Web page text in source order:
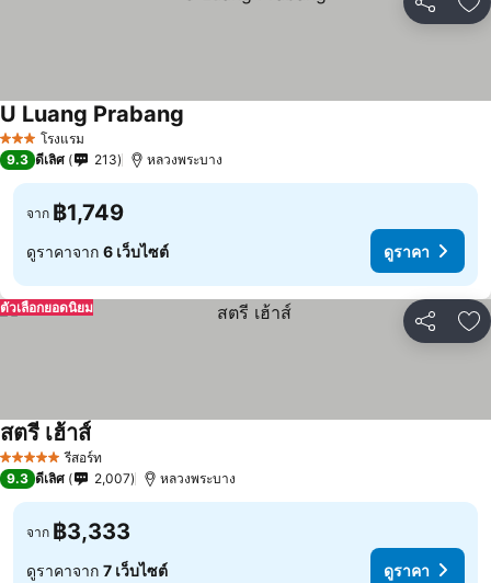
แชร์ เ
3 ดาว โรงแรม
U Luang Prabang
9.3 ดีเลิศ 213 หลวงพระบาง
จาก ฿1,749
ดูราคาจาก 6 เว็บไซต์ ดูราคา
แชร์ เ
ตัวเลือกยอดนิยม
5 ดาว รีสอร์ท
สตรี เฮ้าส์
9.3 ดีเลิศ 2,007 หลวงพระบาง
จาก ฿3,333
ดูราคาจาก 7 เว็บไซต์ ดูราคา